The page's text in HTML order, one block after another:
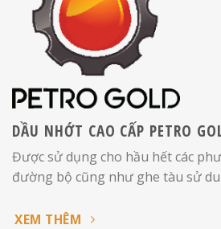
DẦU NHỚT CAO CẤP PETRO
Được sử dụng cho hầu hết các
đường bộ cũng như ghe tàu sử
XEM THÊM